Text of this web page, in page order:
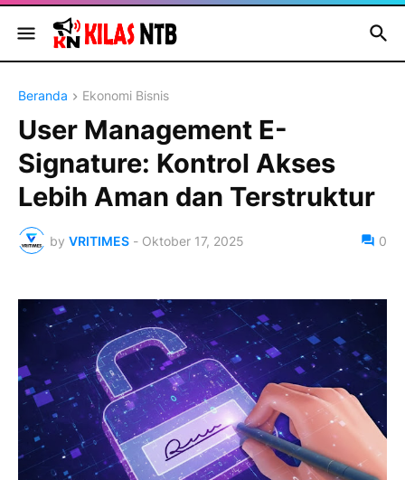
Beranda Ekonomi Bisnis
User Management E-
Signature: Kontrol Akses
Lebih Aman dan Terstruktur
by VRITIMES - Oktober 17, 2025 0